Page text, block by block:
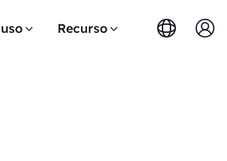
Recurso